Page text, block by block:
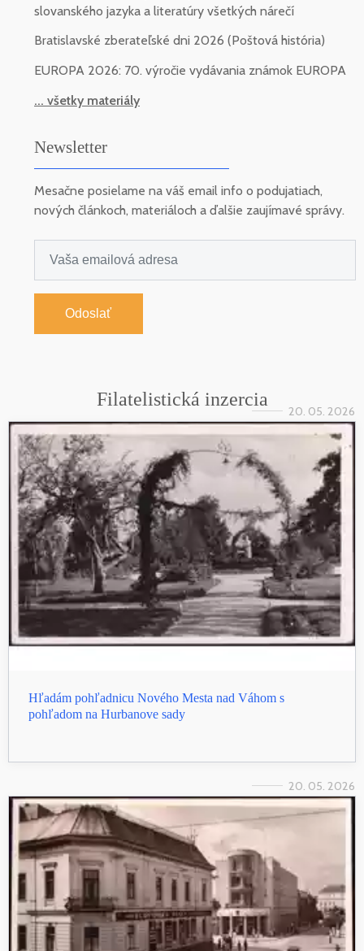
slovanského jazyka a literatúry všetkých nárečí
Bratislavské zberateľské dni 2026 (Poštová história)
EUROPA 2026: 70. výročie vydávania známok EUROPA
... všetky materiály
Newsletter
Mesačne posielame na váš email info o podujatiach,
nových článkoch, materiáloch a ďalšie zaujímavé správy.
Odoslať
Filatelistická inzercia
20. 05. 2026
Hľadám pohľadnicu Nového Mesta nad Váhom s
pohľadom na Hurbanove sady
20. 05. 2026